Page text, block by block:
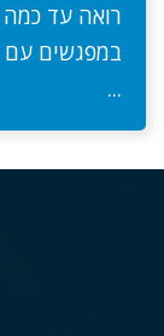
רואה עד
במפגשים עם
...